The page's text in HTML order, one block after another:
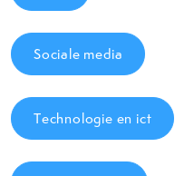
Sociale media
Technologie en ict